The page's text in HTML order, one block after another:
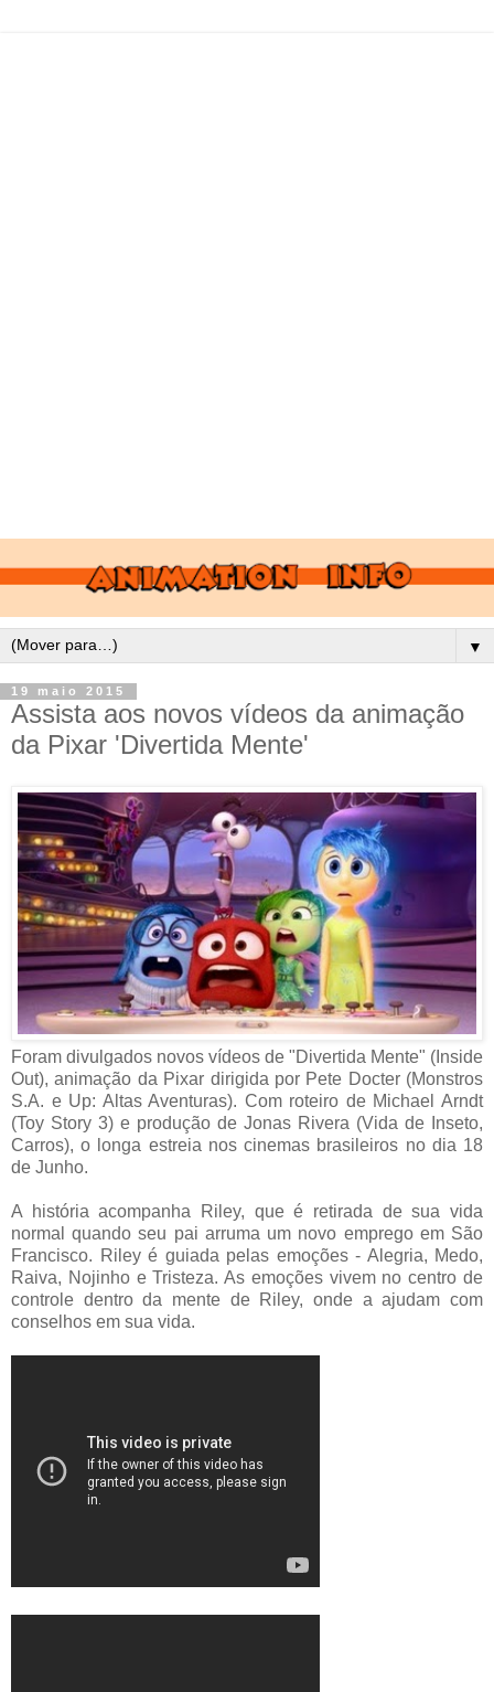
▼
19 maio 2015
Assista aos novos vídeos da animação
da Pixar 'Divertida Mente'
Foram divulgados novos vídeos de "Divertida Mente" (Inside
Out), animação da Pixar dirigida por Pete Docter (Monstros
S.A. e Up: Altas Aventuras). Com roteiro de Michael Arndt
(Toy Story 3) e produção de Jonas Rivera (Vida de Inseto,
Carros), o longa estreia nos cinemas brasileiros no dia 18
de Junho.
A história acompanha Riley, que é retirada de sua vida
normal quando seu pai arruma um novo emprego em São
Francisco. Riley é guiada pelas emoções - Alegria, Medo,
Raiva, Nojinho e Tristeza. As emoções vivem no centro de
controle dentro da mente de Riley, onde a ajudam com
conselhos em sua vida.